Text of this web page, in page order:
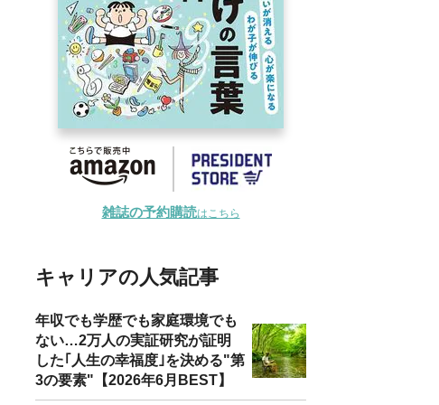
雑誌の予約購読はこちら
キャリアの人気記事
年収でも学歴でも家庭環境でも
ない…2万人の実証研究が証明
した｢人生の幸福度｣を決める"第
3の要素"【2026年6月BEST】